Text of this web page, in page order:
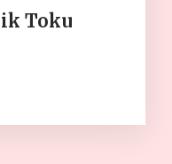
Toku